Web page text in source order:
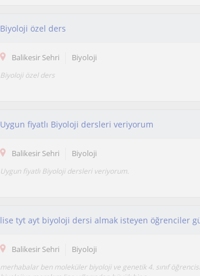
Biyoloji özel ders
Balikesir Sehri Biyoloji
Biyoloji özel ders
Uygun fiyatlı Biyoloji dersleri veriyorum
Balikesir Sehri Biyoloji
Uygun fiyatlı Biyoloji dersleri veriyorum.
Balikesir Sehri Biyoloji
merhabalar ben moleküler biyoloji ve genetik 4. sınıf